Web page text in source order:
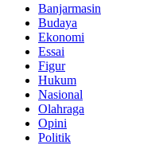
Banjarmasin
Budaya
Ekonomi
Essai
Figur
Hukum
Nasional
Olahraga
Opini
Politik